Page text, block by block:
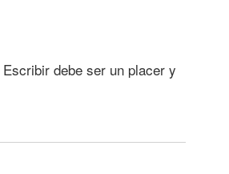
debe ser un placer y